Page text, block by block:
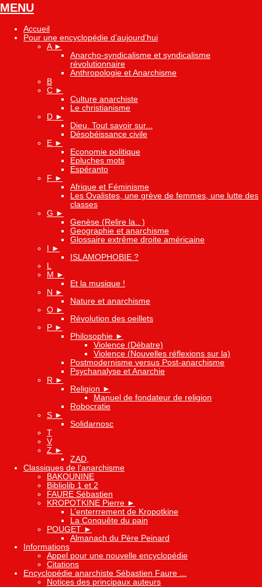
MENU
Accueil
Pour une encyclopédie d’aujourd’hui
A ►
Anarcho-syndicalisme et syndicalisme
révolutionnaire
Anthropologie et Anarchisme
B
C ►
Culture anarchiste
Le christianisme
D ►
Dieu. Tout savoir sur...
Désobéissance civile
E ►
Economie politique
Epluches mots
Espéranto
F ►
Afrique et Féminisme
Les Ovalistes, une grève de femmes, une lutte des
classes
G ►
Genèse (Relire la.. )
Geographie et anarchisme
Glossaire extrême droite américaine
►
ISLAMOPHOBIE ?
M ►
Et la musique !
N ►
Nature et anarchisme
O ►
Révolution des oeillets
P ►
Philosophie ►
Violence (Débatre)
Violence (Nouvelles réflexions sur la)
Postmodernisme versus Post-anarchisme
Psychanalyse et Anarchie
R ►
Religion ►
Manuel de fondateur de religion
Robocratie
S ►
Solidarnosc
T
V
Z ►
ZAD,
Classiques de l’anarchisme
BAKOUNINE
Bibliolib 1 et 2
FAURE Sébastien
KROPOTKINE Pierre ►
L’enterrrement de Kropotkine
La Conquête du pain
POUGET ►
Almanach du Père Peinard
Informations
Appel pour une nouvelle encyclopédie
Citations
Encyclopédie anarchiste Sébastien Faure ...
Notices des principaux auteurs